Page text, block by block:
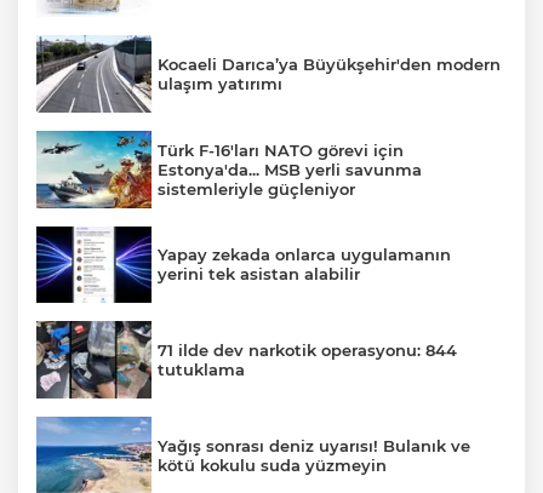
Kocaeli Darıca’ya Büyükşehir'den modern
ulaşım yatırımı
Türk F-16'ları NATO görevi için
Estonya'da... MSB yerli savunma
sistemleriyle güçleniyor
Yapay zekada onlarca uygulamanın
yerini tek asistan alabilir
71 ilde dev narkotik operasyonu: 844
tutuklama
Yağış sonrası deniz uyarısı! Bulanık ve
kötü kokulu suda yüzmeyin